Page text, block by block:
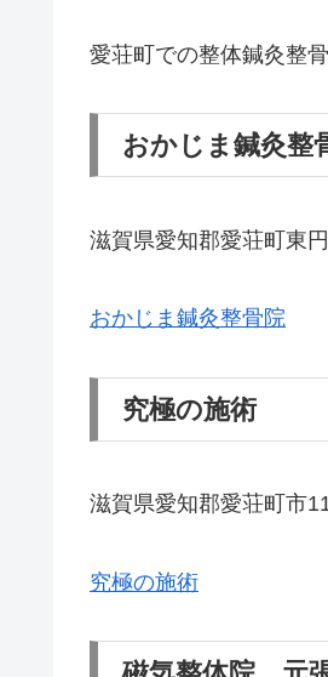
愛荘町での整体鍼灸整
おかじま鍼灸整
滋賀県愛知郡愛荘町東
おかじま鍼灸整骨院
究極の施術
滋賀県愛知郡愛荘町市
究極の施術